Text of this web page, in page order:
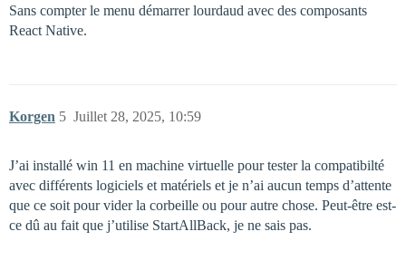
Sans compter le menu démarrer lourdaud avec des composants
React Native.
Korgen Juillet 28, 2025, 10:59
5
J’ai installé win 11 en machine virtuelle pour tester la compatibilté
avec différents logiciels et matériels et je n’ai aucun temps d’attente
que ce soit pour vider la corbeille ou pour autre chose. Peut-être est-
ce dû au fait que j’utilise StartAllBack, je ne sais pas.